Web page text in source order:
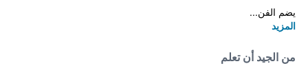
يضم الفن...
المزيد
من الجيد أن تعلم